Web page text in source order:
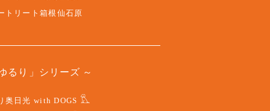
トリート箱根仙石原
ゆるり」シリーズ
奥日光 with DOGS